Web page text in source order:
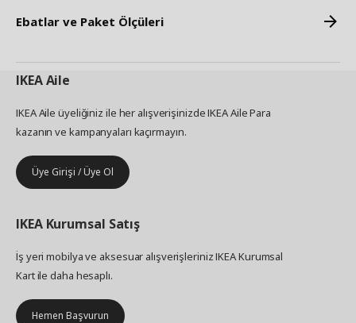
Ebatlar ve Paket Ölçüleri
IKEAAile
IKEA Aile üyeliğiniz ile her alışverişinizde IKEA Aile Para
kazanın ve kampanyaları kaçırmayın.
Üye Girişi / Üye Ol
IKEA Kurumsal Satış
İş yeri mobilya ve aksesuar alışverişleriniz IKEA Kurumsal
Kart ile daha hesaplı.
Hemen Başvurun